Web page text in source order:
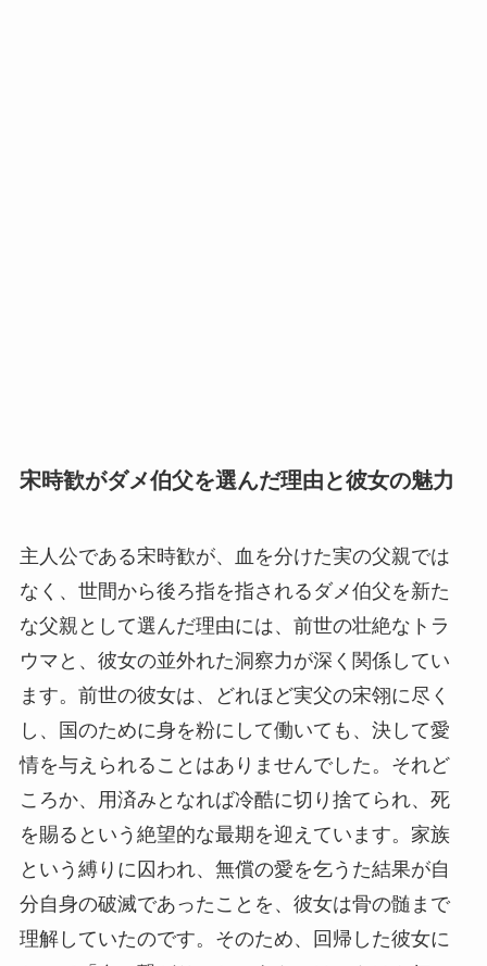
宋時歓がダメ伯父を選んだ理由と彼女の魅力
主人公である宋時歓が、血を分けた実の父親では
なく、世間から後ろ指を指されるダメ伯父を新た
な父親として選んだ理由には、前世の壮絶なトラ
ウマと、彼女の並外れた洞察力が深く関係してい
ます。前世の彼女は、どれほど実父の宋翎に尽く
し、国のために身を粉にして働いても、決して愛
情を与えられることはありませんでした。それど
ころか、用済みとなれば冷酷に切り捨てられ、死
を賜るという絶望的な最期を迎えています。家族
という縛りに囚われ、無償の愛を乞うた結果が自
分自身の破滅であったことを、彼女は骨の髄まで
理解していたのです。そのため、回帰した彼女に